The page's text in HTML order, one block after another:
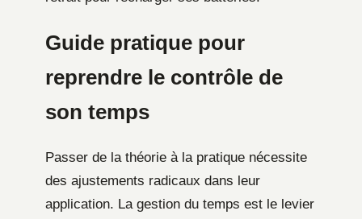
Guide pratique pour
reprendre le contrôle de
son temps
Passer de la théorie à la pratique nécessite
des ajustements radicaux dans leur
application. La gestion du temps est le levier